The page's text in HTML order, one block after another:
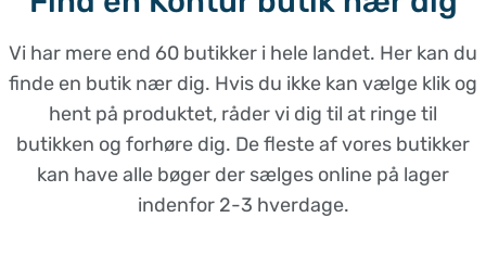
Vi har mere end 60 butikker i hele landet. Her kan du
finde en butik nær dig. Hvis du ikke kan vælge klik og
hent på produktet, råder vi dig til at ringe til
butikken og forhøre dig. De fleste af vores butikker
kan have alle bøger der sælges online på lager
indenfor 2-3 hverdage.